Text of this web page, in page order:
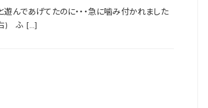
んであげてたのに・・・急に噛み付かれました
右) ふ […]